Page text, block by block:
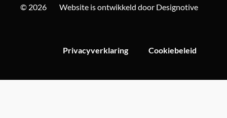
© 2026 Website is ontwikkeld door Designotive
Privacyverklaring Cookiebeleid